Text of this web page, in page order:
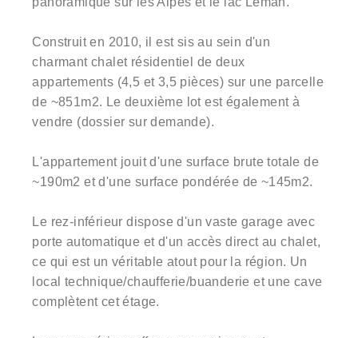
Construit en 2010, il est sis au sein d'un
charmant chalet résidentiel de deux
appartements (4,5 et 3,5 pièces) sur une parcelle
de ~851m2. Le deuxième lot est également à
vendre (dossier sur demande).
L'appartement jouit d'une surface brute totale de
~190m2 et d'une surface pondérée de ~145m2.
Le rez-inférieur dispose d'un vaste garage avec
porte automatique et d'un accès direct au chalet,
ce qui est un véritable atout pour la région. Un
local technique/chaufferie/buanderie et une cave
complètent cet étage.